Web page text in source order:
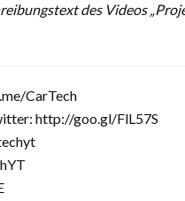
des Videos
CarTech
http://goo.gl/FlL57S